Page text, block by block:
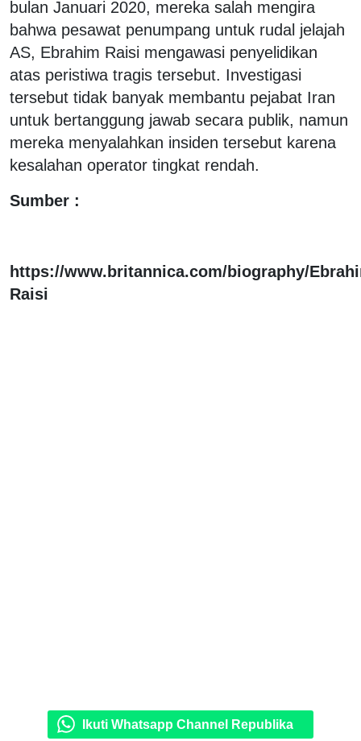
bulan Januari 2020, mereka salah mengira
bahwa pesawat penumpang untuk rudal jelajah
AS, Ebrahim Raisi mengawasi penyelidikan
atas peristiwa tragis tersebut. Investigasi
tersebut tidak banyak membantu pejabat Iran
untuk bertanggung jawab secara publik, namun
mereka menyalahkan insiden tersebut karena
kesalahan operator tingkat rendah.
Sumber :
https://www.britannica.com/biography/
Raisi
Ikuti Whatsapp Channel Republika